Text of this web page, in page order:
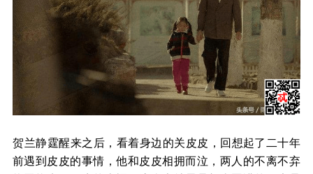
​贺兰静霆醒来之后，看着身边的关皮皮，回想起了二十年
前遇到皮皮的事情，他和皮皮相拥而泣，两人的不离不弃